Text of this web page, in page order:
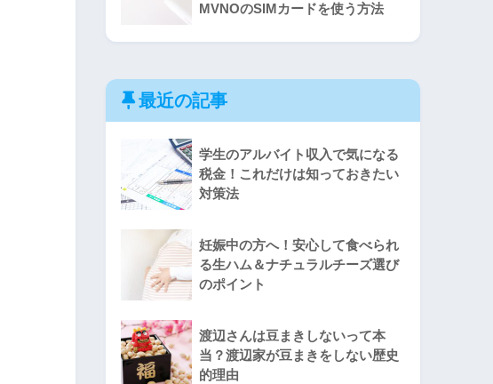
MVNOのSIMカードを使う方法
最近の記事
学生のアルバイト収入で気になる
税金！これだけは知っておきたい
対策法
妊娠中の方へ！安心して食べられ
る生ハム＆ナチュラルチーズ選び
のポイント
渡辺さんは豆まきしないって本
当？渡辺家が豆まきをしない歴史
的理由